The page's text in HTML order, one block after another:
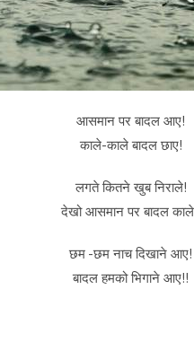
आसमान पर बादल आए!
काले-काले बादल छाए!
लगते कितने खुब निराले!
देखो आसमान पर बादल
छम -छम नाच दिखाने आए!
बादल हमको भिगाने आए!!